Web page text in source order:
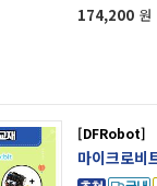
174,200 원
[DFRobot]
마이크로비